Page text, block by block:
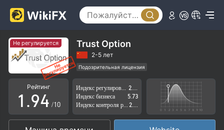
Не регулируется Trust Option
2-5 лет
Подозрительная лицензия
Регион деятельности подозрителен
Высокие потенциальные риски
Рейтинг
0
1
2
.
5
6
7
8
9
0
1
2
3
4
5
/10
Индекс бизнеса
5.73